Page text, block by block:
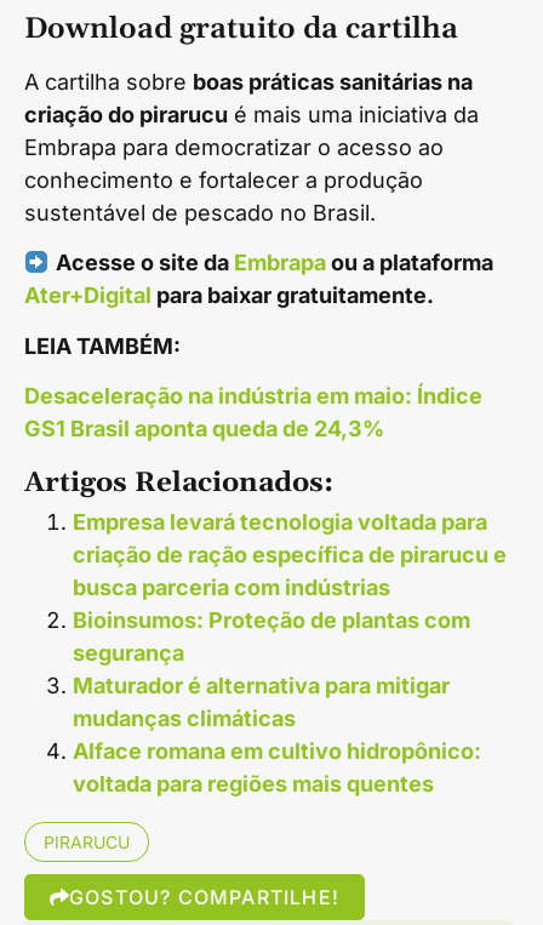
Download gratuito da cartilha
A cartilha sobre boas práticas sanitárias na
criação do pirarucu é mais uma iniciativa da
Embrapa para democratizar o acesso ao
conhecimento e fortalecer a produção
sustentável de pescado no Brasil.
Acesse o site da Embrapaou a plataforma
Ater+Digital para baixar gratuitamente.
LEIA TAMBÉM:
Desaceleração na indústria em maio: Índice
GS1 Brasil aponta queda de 24,3%
Artigos Relacionados:
Empresa levará tecnologia voltada para
criação de ração específica de pirarucu e
busca parceria com indústrias
Bioinsumos: Proteção de plantas com
segurança
Maturador é alternativa para mitigar
mudanças climáticas
Alface romana em cultivo hidropônico:
voltada para regiões mais quentes
PIRARUCU
GOSTOU? COMPARTILHE!